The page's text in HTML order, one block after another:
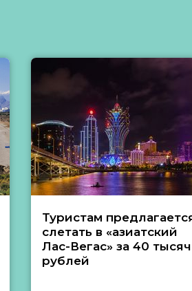
Туристам
слетать в «азиатский
Лас-Вегас» за 40 тысяч
рублей